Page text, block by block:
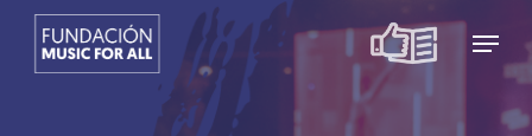
Skip
main
Menu